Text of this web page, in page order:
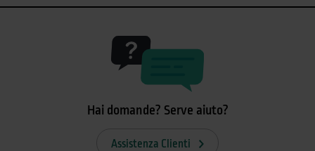
Hai domande? Serve aiuto?
Assistenza Clienti